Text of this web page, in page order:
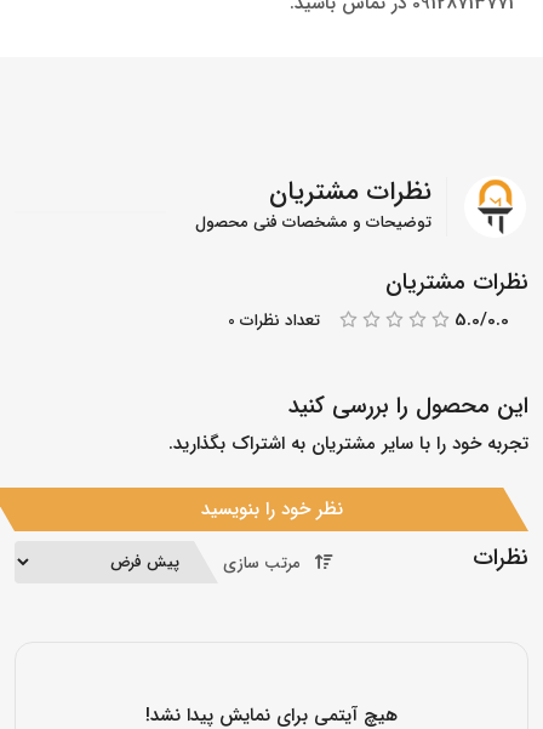
نظرات مشتریان
توضیحات و مشخصات فنی محصول
نظرات مشتریان
5.0/0.0 تعداد نظرات 0
این محصول را بررسی کنید
تجربه خود را با سایر مشتریان به اشتراک بگذارید.
نظر خود را بنویسید
نظرات مرتب سازی
هیچ آیتمی برای نمایش پیدا نشد!